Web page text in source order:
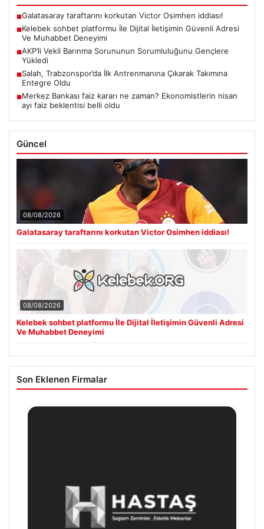
■Galatasaray taraftarını korkutan Victor Osimhen iddiası!
■Kelebek sohbet platformu İle Dijital İletişimin Güvenli Adresi
Ve Muhabbet Deneyimi
■AKP’li Vekil Barınma Sorununun Sorumluluğunu Gençlere
Yükledi
■Salah, Trabzonspor’da İlk Antrenmanına Çıkarak Takımına
Entegre Oldu
■Merkez Bankası faiz kararı ne zaman? Ekonomistlerin nisan
ayı faiz beklentisi belli oldu
Güncel
08/08/2026
Galatasaray taraftarını korkutan Victor Osimhen iddiası!
08/08/2026
Kelebek sohbet platformu İle Dijital İletişimin Güvenli Adresi
Ve Muhabbet Deneyimi
Son Eklenen Firmalar